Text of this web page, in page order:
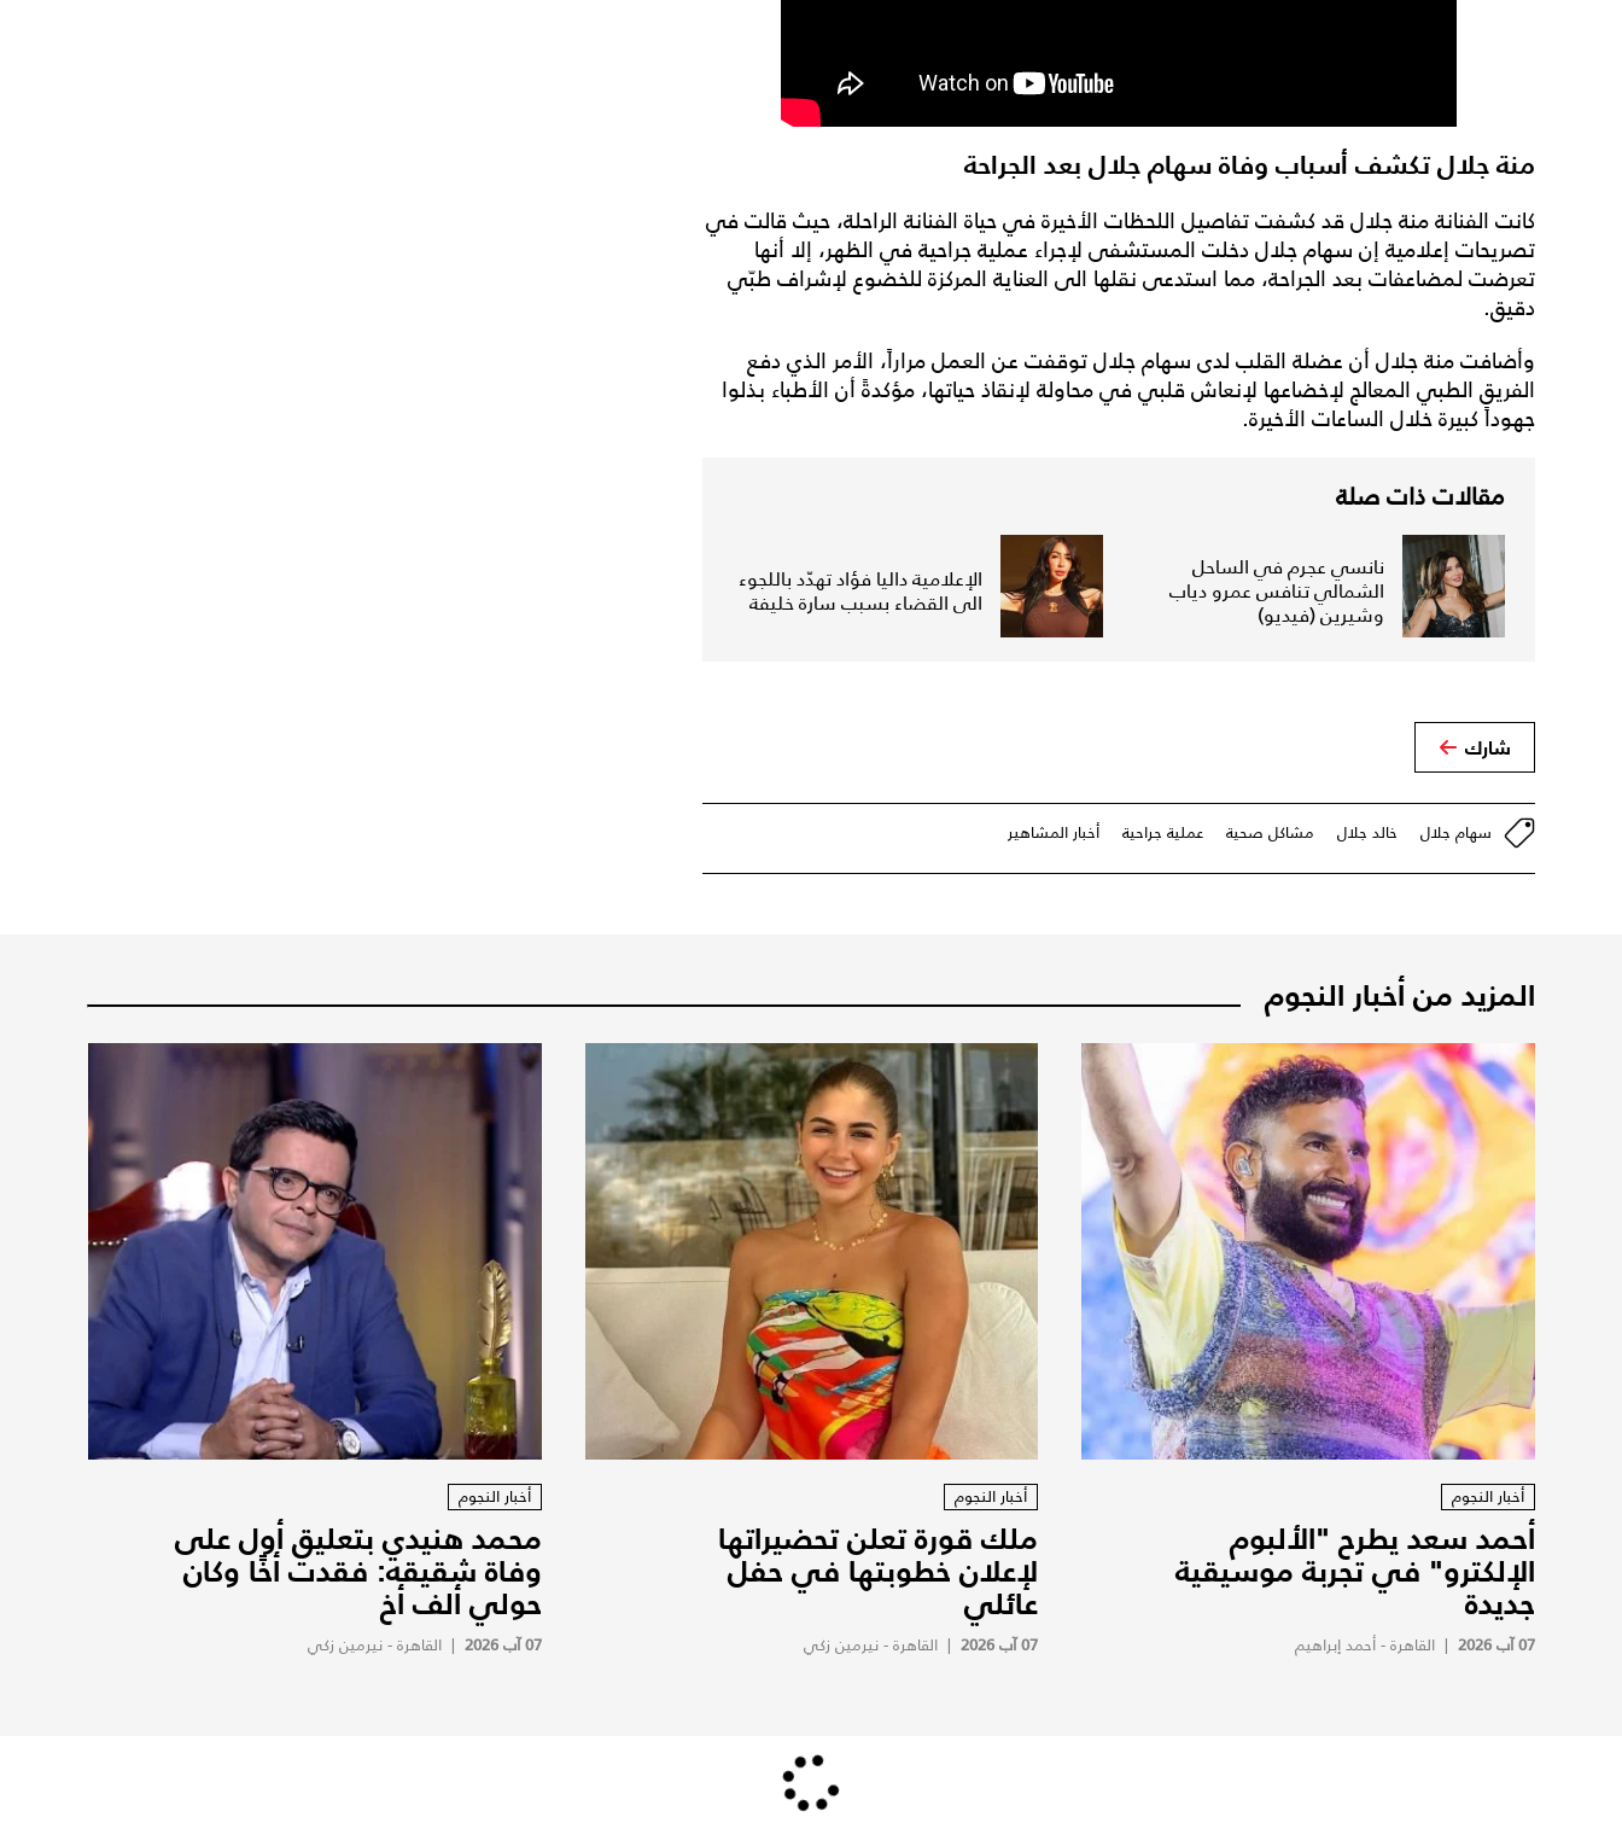
منة جلال تكشف أسباب وفاة سهام جلال بعد الجراحة
كانت الفنانة منة جلال قد كشفت تفاصيل اللحظات الأخيرة في حياة الفنانة الراحلة، حيث قالت في
تصريحات إعلامية إن سهام جلال دخلت المستشفى لإجراء عملية جراحية في الظهر، إلا أنها
تعرضت لمضاعفات بعد الجراحة، مما استدعى نقلها الى العناية المركزة للخضوع لإشراف طبّي
دقيق.
وأضافت منة جلال أن عضلة القلب لدى سهام جلال توقفت عن العمل مراراً، الأمر الذي دفع
الفريق الطبي المعالج لإخضاعها لإنعاش قلبي في محاولة لإنقاذ حياتها، مؤكدةً أن الأطباء بذلوا
جهوداً كبيرة خلال الساعات الأخيرة.
مقالات ذات صلة
نانسي عجرم في الساحل
الشمالي تنافس عمرو دياب
وشيرين (فيديو)
الإعلامية داليا فؤاد تهدّد باللجوء
الى القضاء بسبب سارة خليفة
شارك
سهام جلال خالد جلال مشاكل صحية عملية جراحية أخبار المشاهير
المزيد من أخبار النجوم
أخبار النجوم
أحمد سعد يطرح "الألبوم
الإلكترو" في تجربة موسيقية
جديدة
07 آب 2026 | القاهرة - أحمد إبراهيم
أخبار النجوم
ملك قورة تعلن تحضيراتها
لإعلان خطوبتها في حفل
عائلي
07 آب 2026 | القاهرة - نيرمين زكي
أخبار النجوم
محمد هنيدي بتعليق أول على
وفاة شقيقه: فقدت أخًا وكان
حولي ألف أخ
07 آب 2026 |القاهرة - نيرمين زكي